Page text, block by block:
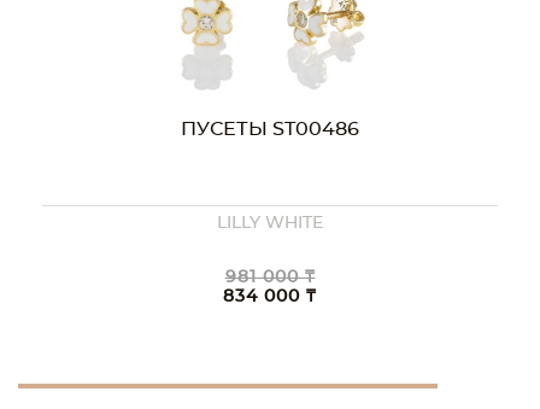
ПУСЕТЫ ST00486
LILLY WHITE
981 000 ₸
834 000 ₸